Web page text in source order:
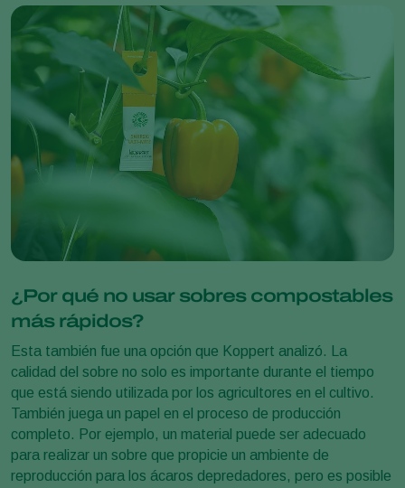
¿Por qué no usar sobres compostables
más rápidos?
Esta también fue una opción que Koppert analizó. La
calidad del sobre no solo es importante durante el tiempo
que está siendo utilizada por los agricultores en el cultivo.
También juega un papel en el proceso de producción
completo. Por ejemplo, un material puede ser adecuado
para realizar un sobre que propicie un ambiente de
reproducción para los ácaros depredadores, pero es posible